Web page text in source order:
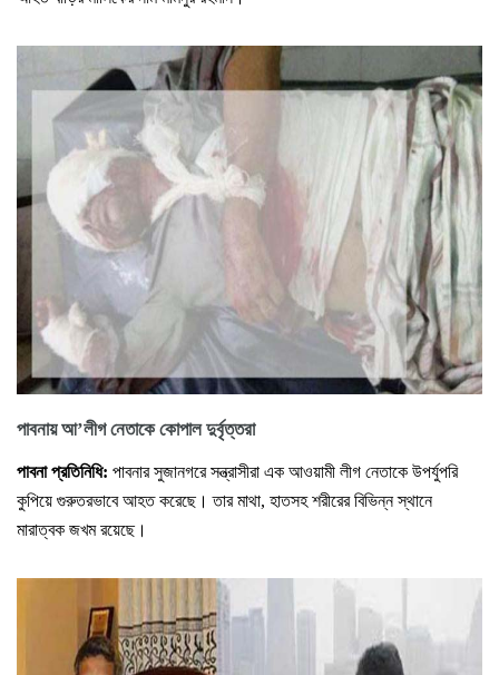
পাবনায় আ’লীগ নেতাকে কোপাল দুর্বৃত্তরা
পাবনা প্রতিনিধি: পাবনার সুজানগরে সন্ত্রাসীরা এক আওয়ামী লীগ নেতাকে উপর্যুপরি
কুপিয়ে গুরুতরভাবে আহত করেছে। তার মাথা, হাতসহ শরীরের বিভিন্ন স্থানে
মারাত্বক জখম রয়েছে।